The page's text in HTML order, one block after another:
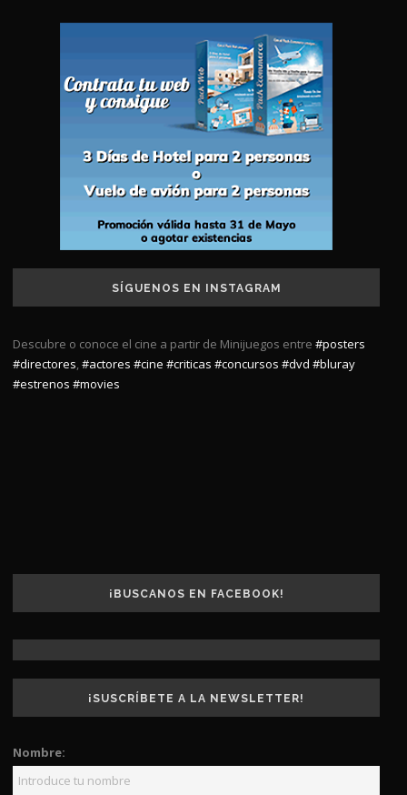
SÍGUENOS EN INSTAGRAM
Descubre o conoce el cine a partir de Minijuegos entre #posters
#directores,#actores #cine #criticas #concursos #dvd #bluray
#estrenos #movies
¡BUSCANOS EN FACEBOOK!
¡SUSCRÍBETE A LA NEWSLETTER!
Nombre: